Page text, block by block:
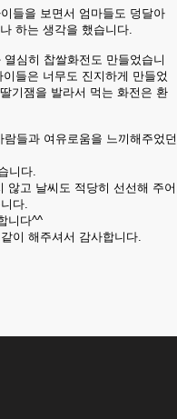
들을 보면서 엄마들도 덩달아
하는 생각을 했습니다.
심히 찹쌀화전도 만들었습니
들은 너무도 진지하게 만들었
기잼을 발라서 먹는 화전은 환
들과 여유로움을 느끼해주었던
니다.
않고 날씨도 적당히 선선해 주어
다.
니다^^
이 해주셔서 감사합니다.